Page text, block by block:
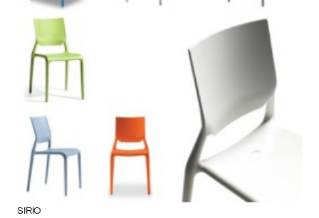
SIRIO